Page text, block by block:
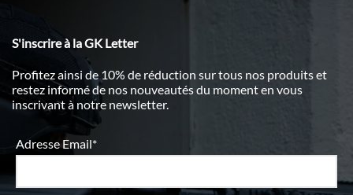
S'inscrire à la GK Letter
Profitez ainsi de 10% de réduction sur tous nos produits et
restez informé de nos nouveautés du moment en vous
inscrivant à notre newsletter.
Adresse Email*